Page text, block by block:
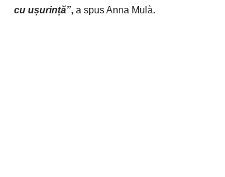
cu ușurință”, a spus Anna Mulà.